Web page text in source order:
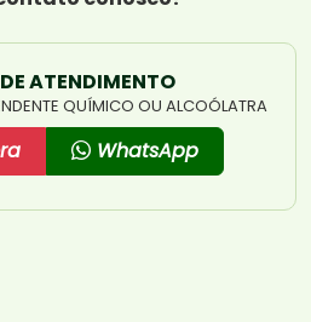
ATENDIMENTO
QUÍMICO OU ALCOÓLATRA
WhatsApp